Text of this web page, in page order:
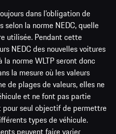
dans l’obligation de
selon la norme NEDC, quelle
utilisée. Pendant cette
NEDC des nouvelles voitures
norme WLTP seront donc
la mesure où les valeurs
de plages de valeurs, elles ne
et ne font pas partie
pour seul objectif de permettre
types de véhicule.
peuvent faire varier